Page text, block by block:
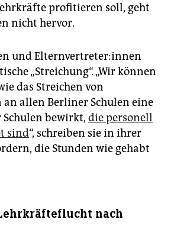
profitieren soll, geht
nicht hervor.
und El­tern­ver­tre­te­r:in­nen
„Streichung“. „Wir können
das Streichen von
allen Berliner Schulen eine
bewirkt, die personell
sind“, schreiben sie in ihrer
die Stunden wie gehabt
nach